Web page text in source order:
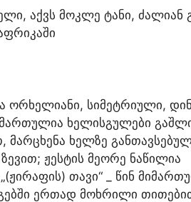
აქვს მოკლე ტანი,
ორხელიანი, სიმეტრიული,
ხელისგულები
ხელზე
ჟესტის მეორე ნაწილია
თავი“ _ წინ
ერთად მოხრილი